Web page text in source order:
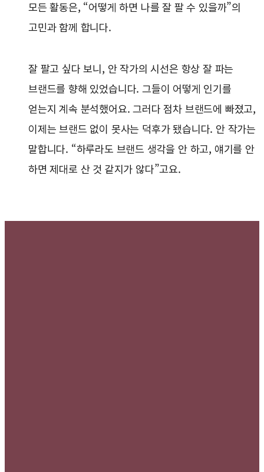
모든 활동은, “어떻게 하면 나를 잘 팔 수 있을까”의
고민과 함께 합니다.
잘 팔고 싶다 보니, 안 작가의 시선은 항상 잘 파는
브랜드를 향해 있었습니다. 그들이 어떻게 인기를
얻는지 계속 분석했어요. 그러다 점차 브랜드에 빠졌고,
이제는 브랜드 없이 못사는 덕후가 됐습니다. 안 작가는
말합니다. “하루라도 브랜드 생각을 안 하고, 얘기를 안
하면 제대로 산 것 같지가 않다”고요.